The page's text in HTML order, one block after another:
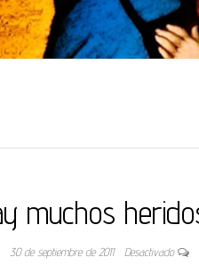
muchos
30 de septiembre de 2011 Desactivado